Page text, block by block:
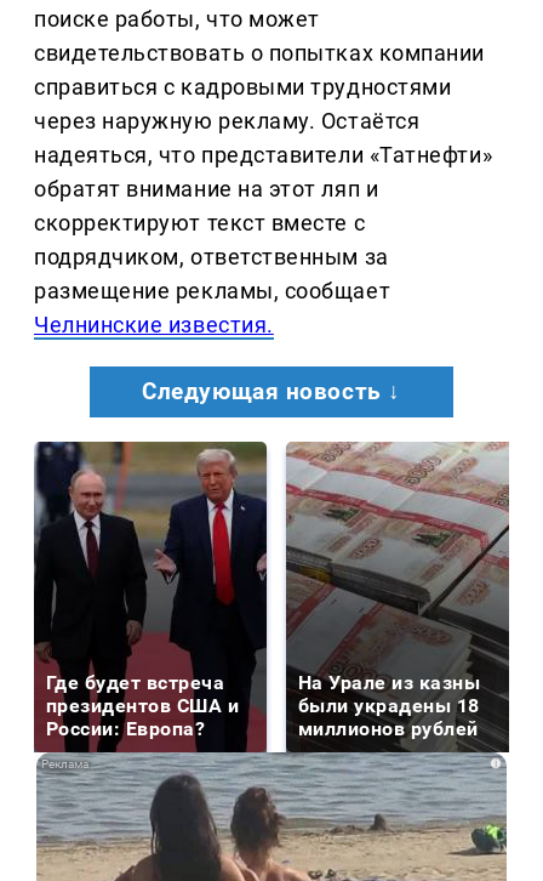
поиске работы, что может
свидетельствовать о попытках компании
справиться с кадровыми трудностями
через наружную рекламу. Остаётся
надеяться, что представители «Татнефти»
обратят внимание на этот ляп и
скорректируют текст вместе с
подрядчиком, ответственным за
размещение рекламы, сообщает
Челнинские известия.
Следующая новость ↓
Где будет встреча
президентов США и
России: Европа?
На Урале из казны
были украдены 18
миллионов рублей
i